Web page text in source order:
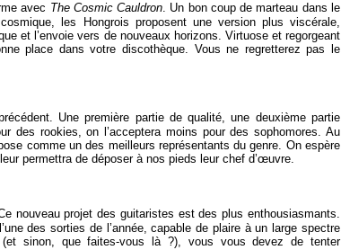
avec The Cosmic Cauldron. Un bon coup de marteau dans le
les Hongrois proposent une version plus viscérale,
et l’envoie vers de nouveaux horizons. Virtuose et regorgeant
place dans votre discothèque. Vous ne regretterez pas le
Une première partie de qualité, une deuxième partie
des rookies, on l’acceptera moins pour des sophomores. Au
comme un des meilleurs représentants du genre. On espère
permettra de déposer à nos pieds leur chef d’œuvre.
nouveau projet des guitaristes est des plus enthousiasmants.
des sorties de l’année, capable de plaire à un large spectre
sinon, que faites-vous là ?), vous vous devez de tenter